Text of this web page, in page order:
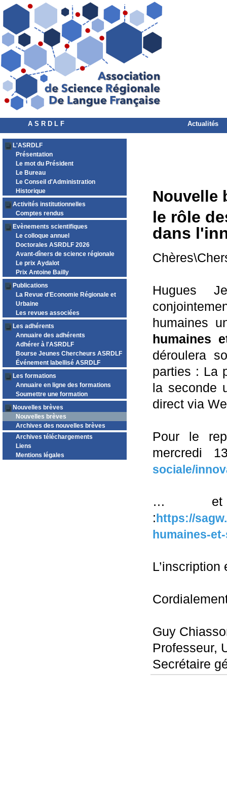
A S R D L F Actualités
L'ASRDLF
Présentation
Le mot du Président
Le Bureau
Le Conseil d'Administration
Historique
Activités institutionnelles
Comptes rendus
Evènements scientifiques
Le colloque annuel
Doctorales ASRDLF 2026
Avant-dîners de science régionale
Le prix Aydalot
Prix Antoine Bailly
Publications
La Revue d'Economie Régionale et
Urbaine
Les revues associées
Les adhérents
Annuaire des adhérents
Adhérer à l'ASRDLF
Bourse Jeunes Chercheurs ASRDLF
Événement labellisé ASRDLF
Les formations
Annuaire en ligne des formations
Soumettre une formation
Nouvelles brèves
Nouvelles brèves
Archives des nouvelles brèves
Archives téléchargements
Liens
Mentions légales
Nouvelle
le rôle
dans
Hugues
humaines
humaines
déroulera
parties : La
la seconde
direct via
Pour le
mercredi
sociale/
… et
: https://
humaines-
L’inscription
Guy
Professeur,
Secrétaire